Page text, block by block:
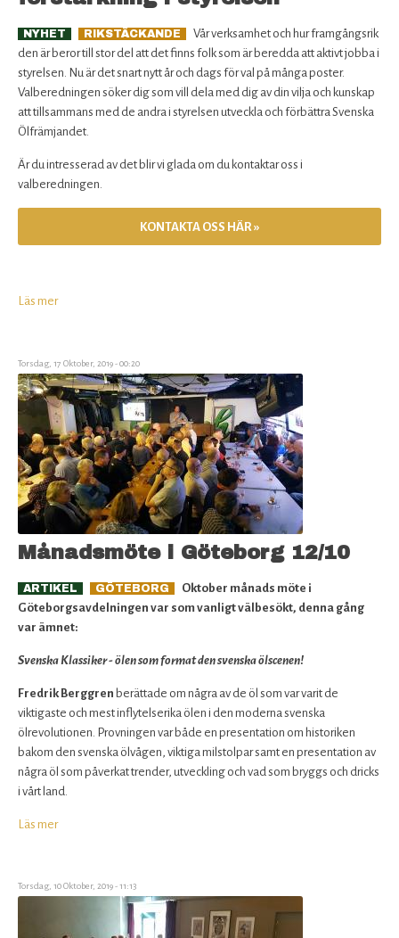
NYHET RIKSTÄCKANDE
Vår verksamhet och hur framgångsrik
den är beror till stor del att det finns folk som är beredda att aktivt jobba i
styrelsen. Nu är det snart nytt år och dags för val på många poster.
Valberedningen söker dig som vill dela med dig av din vilja och kunskap
att tillsammans med de andra i styrelsen utveckla och förbättra Svenska
Ölfrämjandet.
Är du intresserad av det blir vi glada om du kontaktar oss i
valberedningen.
KONTAKTA OSS HÄR »
Läs merom
behöver
förstärkning
i
styrelsen
Torsdag, 17 Oktober, 2019 - 00:20
Månadsmöte i Göteborg 12/10
ARTIKEL GÖTEBORG
Oktober månads möte i
Göteborgsavdelningen var som vanligt välbesökt, denna gång
var ämnet:
Svenska Klassiker - ölen som format den svenska ölscenen!
Fredrik Berggren berättade om några av de öl som var varit de
viktigaste och mest inflytelserika ölen i den moderna svenska
ölrevolutionen. Provningen var både en presentation om historiken
bakom den svenska ölvågen, viktiga milstolpar samt en presentation av
några öl som påverkat trender, utveckling och vad som bryggs och dricks
i vårt land.
Läs merom
Göteborg
Torsdag, 10 Oktober, 2019 - 11:13